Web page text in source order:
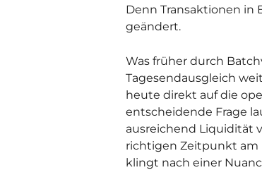
Denn Transaktionen in
geändert.
Was früher durch
Tagesendausgleich
heute direkt auf die
entscheidende Frage
ausreichend Liquidität
richtigen Zeitpunkt am
klingt nach einer